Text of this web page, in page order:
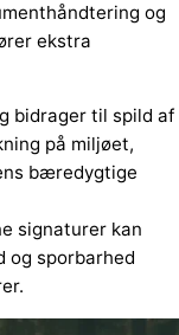
og
ekstra
bidrager til spild af
på miljøet,
bæredygtige
signaturer kan
og sporbarhed